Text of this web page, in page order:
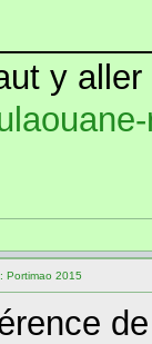
y
Portimao 2015